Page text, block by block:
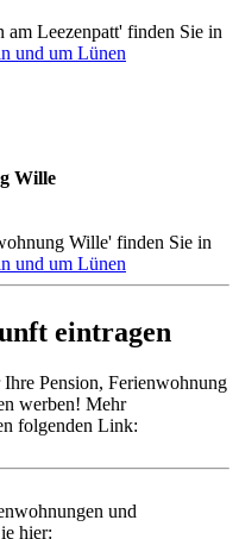
Leezenpatt' finden Sie in
und um Lünen
Wille
Wille' finden Sie in
und um Lünen
eintragen
Pension, Ferienwohnung
werben! Mehr
folgenden Link:
und
hier: